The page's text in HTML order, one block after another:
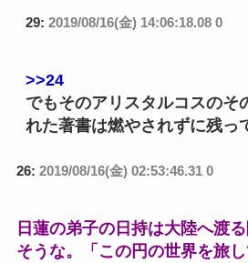
29: 2019/08/16(金) 14:06:18.08 0
>>24
でもそのアリスタルコスのそ
れた著書は燃やされずに残っ
26: 2019/08/16(金) 02:53:46.31 0
日蓮の弟子の日持は大陸へ渡
そうな。「この円の世界を旅